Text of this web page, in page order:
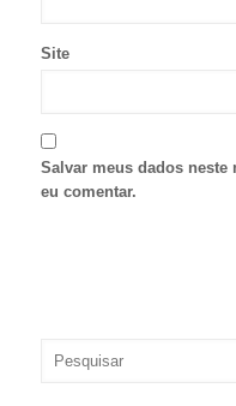
Site
Salvar meus dados neste
eu comentar.